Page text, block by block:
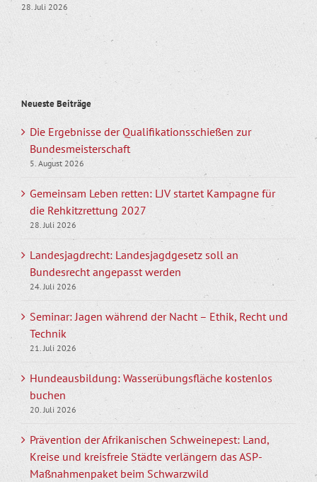
28. Juli 2026
Neueste Beiträge
Die Ergebnisse der Qualifikationsschießen zur
Bundesmeisterschaft
5. August 2026
Gemeinsam Leben retten: LJV startet Kampagne für
die Rehkitzrettung 2027
28. Juli 2026
Landesjagdrecht: Landesjagdgesetz soll an
Bundesrecht angepasst werden
24. Juli 2026
Seminar: Jagen während der Nacht – Ethik, Recht und
Technik
21. Juli 2026
Hundeausbildung: Wasserübungsfläche kostenlos
buchen
20. Juli 2026
Prävention der Afrikanischen Schweinepest: Land,
Kreise und kreisfreie Städte verlängern das ASP-
Maßnahmenpaket beim Schwarzwild